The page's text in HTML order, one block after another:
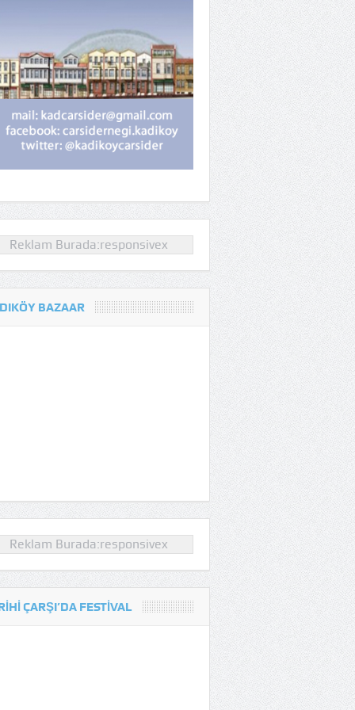
Reklam Burada:responsivex
BAZAAR
Reklam Burada:responsivex
ÇARŞI’DA FESTIVAL